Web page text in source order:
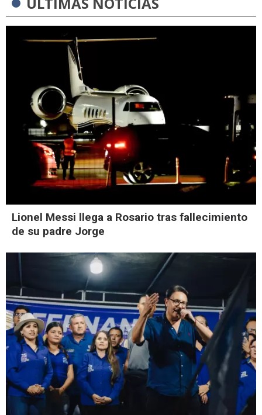
Lionel Messi llega a Rosario tras fallecimiento
de su padre Jorge